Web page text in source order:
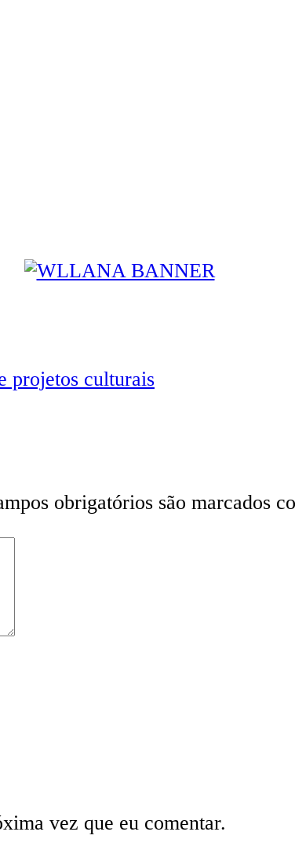
projetos culturais
obrigatórios são marcados
vez que eu comentar.